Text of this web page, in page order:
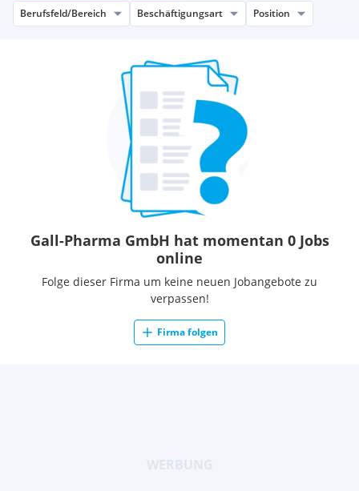
Berufsfeld/Bereich Beschäftigungsart Position
Gall-Pharma GmbH hat momentan 0 Jobs
online
Folge dieser Firma um keine neuen Jobangebote zu
verpassen!
Firma folgen